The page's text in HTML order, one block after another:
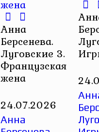
Анна
Берсенева.
Луговские 3.
Французская
жена
24.07.2026
Анна